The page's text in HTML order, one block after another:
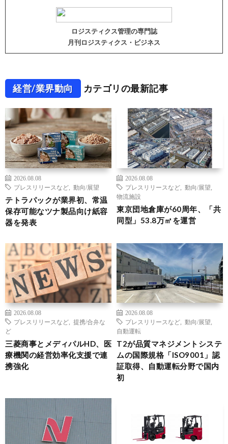
ロジスティクス管理の専門誌
月刊ロジスティクス・ビジネス
経営/業界動向 カテゴリの最新記事
2026.08.08
プレスリリースなど
動向/展望
テトラパックが業界初、常温
保存可能なツナ製品向け紙容
器を発表
2026.08.08
プレスリリースなど
動向/展望
物流施設
東京団地倉庫が60周年、「共
同型」53.8万㎡を運営
2026.08.08
プレスリリースなど
提携/合弁な
ど
三菱商事とメディパルHD、医
療機関の経営効率化支援で連
携強化
2026.08.08
プレスリリースなど
動向/展望
自動運転
T2が品質マネジメントシステ
ムの国際規格「ISO9001」認
証取得、自動運転分野で国内
初